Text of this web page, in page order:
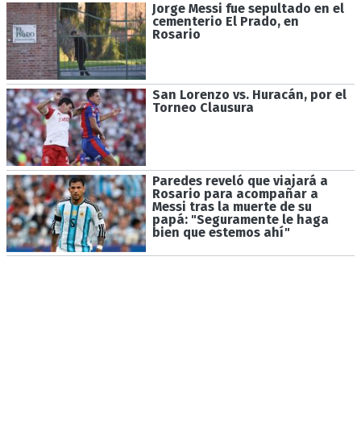
Jorge Messi fue sepultado en el
cementerio El Prado, en
Rosario
San Lorenzo vs. Huracán, por el
Torneo Clausura
Paredes reveló que viajará a
Rosario para acompañar a
Messi tras la muerte de su
papá: "Seguramente le haga
bien que estemos ahí"